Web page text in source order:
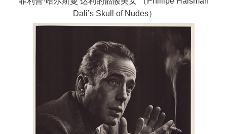
Dali’s Skull of Nudes）